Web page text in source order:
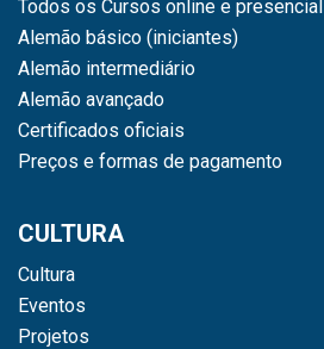
Todos os Cursos online e presencial
Alemão básico (iniciantes)
Alemão intermediário
Alemão avançado
Certificados oficiais
Preços e formas de pagamento
CULTURA
Cultura
Eventos
Projetos